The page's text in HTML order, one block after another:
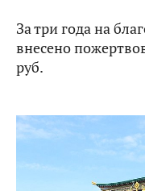
За три года на
внесено
руб.